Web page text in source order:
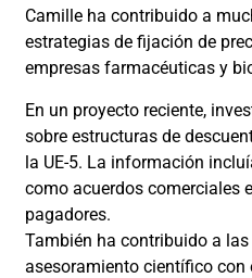
Camille ha contribuido a
estrategias de fijación de
empresas farmacéuticas y
En un proyecto reciente,
sobre estructuras de
la UE-5. La información
como acuerdos comerciales
pagadores.
También ha contribuido a
asesoramiento científico